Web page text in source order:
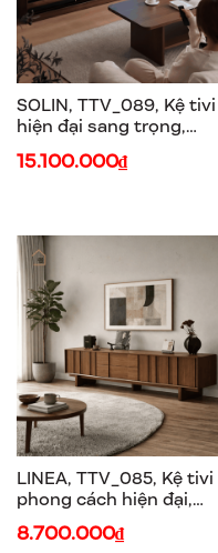
SOLIN, TTV_089, Kệ tivi
hiện đại sang trọng,
phủ Veneer, Nội thất Nhà
15.100.000₫
LINEA, TTV_085, Kệ tivi
phong cách hiện đại,
Phủ Veneer, Nội thất
8.700.000₫